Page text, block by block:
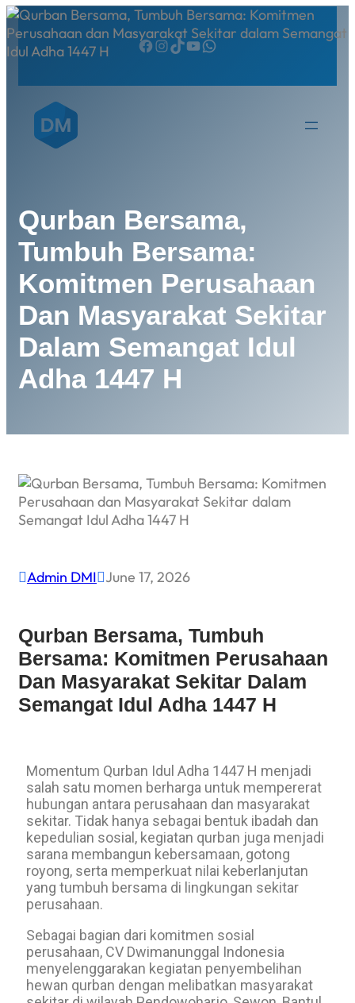
Qurban Bersama,
Tumbuh Bersama:
Komitmen Perusahaan
Dan Masyarakat Sekitar
Dalam Semangat Idul
Adha 1447 H
Admin DMIJune 17, 2026
Qurban Bersama, Tumbuh
Bersama: Komitmen Perusahaan
Dan Masyarakat Sekitar Dalam
Semangat Idul Adha 1447 H
Momentum Qurban Idul Adha 1447 H menjadi
salah satu momen berharga untuk mempererat
hubungan antara perusahaan dan masyarakat
sekitar. Tidak hanya sebagai bentuk ibadah dan
kepedulian sosial, kegiatan qurban juga menjadi
sarana membangun kebersamaan, gotong
royong, serta memperkuat nilai keberlanjutan
yang tumbuh bersama di lingkungan sekitar
perusahaan.
Sebagai bagian dari komitmen sosial
perusahaan, CV Dwimanunggal Indonesia
menyelenggarakan kegiatan penyembelihan
hewan qurban dengan melibatkan masyarakat